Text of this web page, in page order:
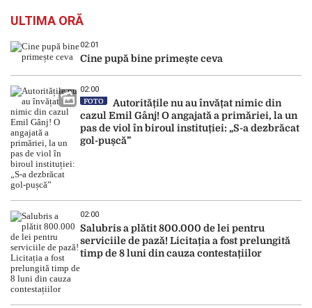
ULTIMA ORĂ
02:01
Cine pupă bine primește ceva
02:00
FOTO
Autoritățile nu au învățat nimic din
cazul Emil Gânj! O angajată a primăriei, la un
pas de viol în biroul instituției: „S-a dezbrăcat
gol-pușcă”
02:00
Salubris a plătit 800.000 de lei pentru
serviciile de pază! Licitația a fost prelungită
timp de 8 luni din cauza contestațiilor